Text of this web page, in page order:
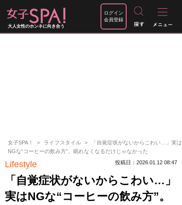
大人女性のホンネに向き合う
ログイン
会員登録
女子SPA！ ライフスタイル
「自覚症状がないからこわい…」実は
NGな“コーヒーの飲み方”。眠れなくなるだけじゃなかった
Lifestyle 投稿日：2026.01.12 08:47
「自覚症状がないからこわい…」
実はNGな“コーヒーの飲み方”。